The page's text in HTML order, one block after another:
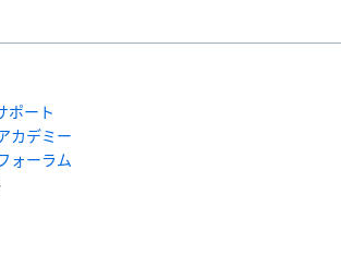
ポート
カデミー
ォーラム